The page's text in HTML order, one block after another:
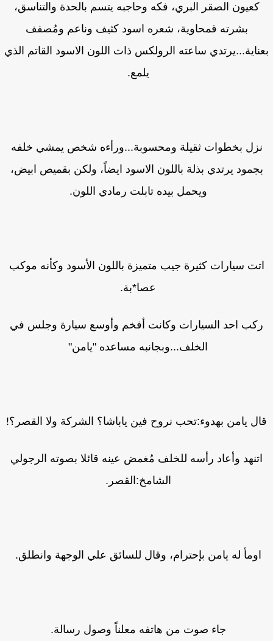
كعيون الصقر البري، فكه وحاجبه يتسم بالحدة والتناسق،
بشرته قمحاوية، شعره اسود كثيف وناعم ومُصفف
ساعته الرولكس ذات اللون الاسود القاتم الذي
يلمع.
نزل بخطوات ثقيلة ومحسوبة...ورأءه شخص يمشي خلفه
يرتدي بذلة باللون الاسود ايضاً، ولكن بقميص ابيض،
ويحمل بيده تابلت رمادي اللون.
سيارات كثيرة جيب متميزة باللون الأسود وكأنه موكب
عصا*بة.
احد السيارات وكانت أفخم وأوسع سيارة وجلس في
الخلف...وبجانبه مساعده "يامن"
يامن بهدوء:تحب نروح فين ياباشا؟ الشركة ولا القصر؟!
اتنهد وأعاد رأسه للخلف مُغمض عينه قائلا بصوته الرجولي
الشامخ:القصر.
اومأ له يامن بإحترام، وقال للسائق علي الوجهة وانطلق.
جاء صوت من هاتفه معلناً وصول رسالة.